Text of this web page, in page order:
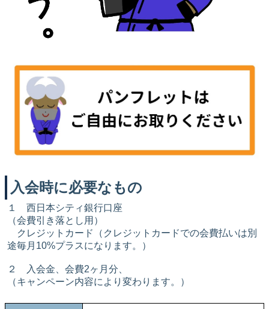
入会時に必要なもの
１ 西日本シティ銀行口座
（会費引き落とし用）
クレジットカード（クレジットカードでの会費払いは別
途毎月10%プラスになります。）
２ 入会金、会費2ヶ月分、
（キャンペーン内容により変わります。）